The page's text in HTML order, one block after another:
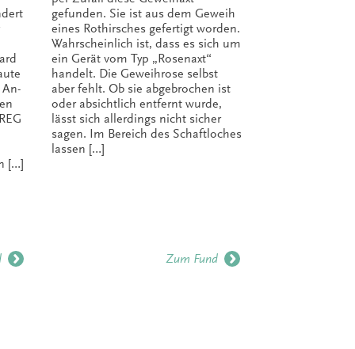
[…]
gefunden. Sie ist aus dem Geweih
eines Rothirsches gefertigt worden.
Wahrscheinlich ist, dass es sich um
ein Gerät vom Typ „Rosenaxt“
handelt. Die Geweihrose selbst
aber fehlt. Ob sie abgebrochen ist
oder absichtlich entfernt wurde,
lässt sich allerdings nicht sicher
sagen. Im Bereich des Schaftloches
lassen […]
Zum Fund